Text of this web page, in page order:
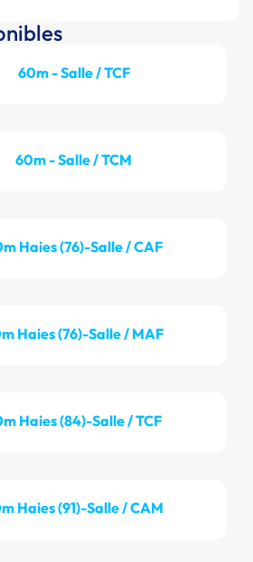
60m - Salle / TCF
60m - Salle / TCM
Haies (76)-Salle / CAF
Haies (76)-Salle / MAF
Haies (84)-Salle / TCF
Haies (91)-Salle / CAM